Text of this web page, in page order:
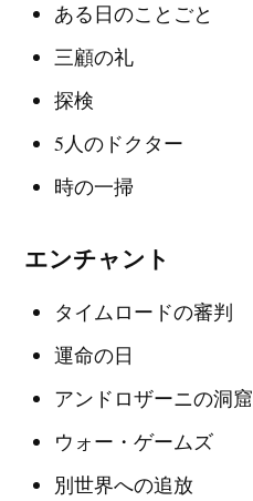
ある日のことごと
三顧の礼
探検
5人のドクター
時の一掃
エンチャント
タイムロードの審判
運命の日
アンドロザーニの洞窟
ウォー・ゲームズ
別世界への追放